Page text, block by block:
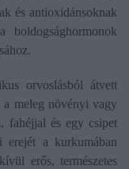
és antioxidánsoknak
boldogsághormonok
orvoslásból átvett
a meleg növényi vagy
fahéjjal és egy csipet
a kurkumában
erős, természetes